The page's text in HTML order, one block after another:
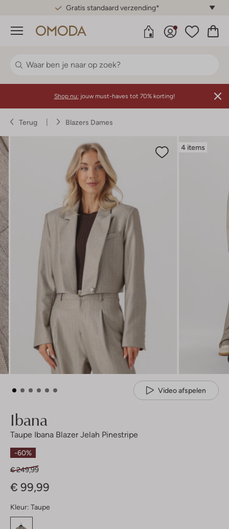
Gratis standaard verzending*
Menu
Shop nu: jouw must-haves tot 70% korting!
Terug Blazers Dames
4 items
Video afspelen
Ibana
Taupe Ibana Blazer Jelah Pinestripe
-60%
€ 249,99
€ 99,99
Kleur: Taupe